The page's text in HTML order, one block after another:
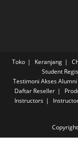
Toko Keranjang
Student
Testimoni Akses Alumni
Daftar Reseller
Instructors